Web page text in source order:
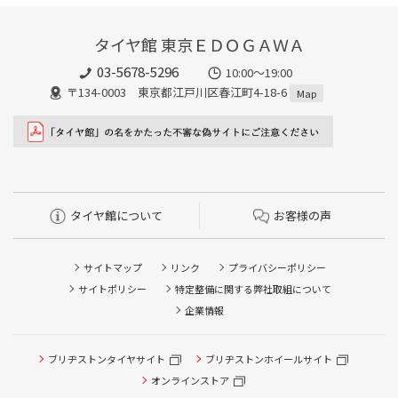
タイヤ館 東京ＥＤＯＧＡＷＡ
03-5678-5296
10:00～19:00
〒134-0003 東京都江戸川区春江町4-18-6
Map
タイヤ館について お客様の声
サイトマップ リンク
プライバシーポリシー
サイトポリシー
特定整備に関する弊社取組について
企業情報
ブリヂストンタイヤサイト
ブリヂストンホイールサイト
オンラインストア